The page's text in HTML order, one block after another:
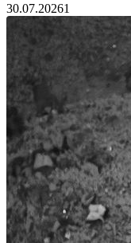
30.07.20261